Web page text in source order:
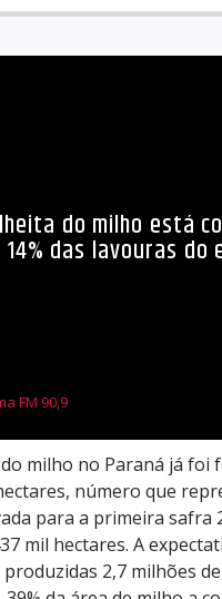
do milho está
14% das lavouras do
FM 90,9
milho no Paraná já foi
número que
para a primeira safra
mil hectares. A
2,7 milhões